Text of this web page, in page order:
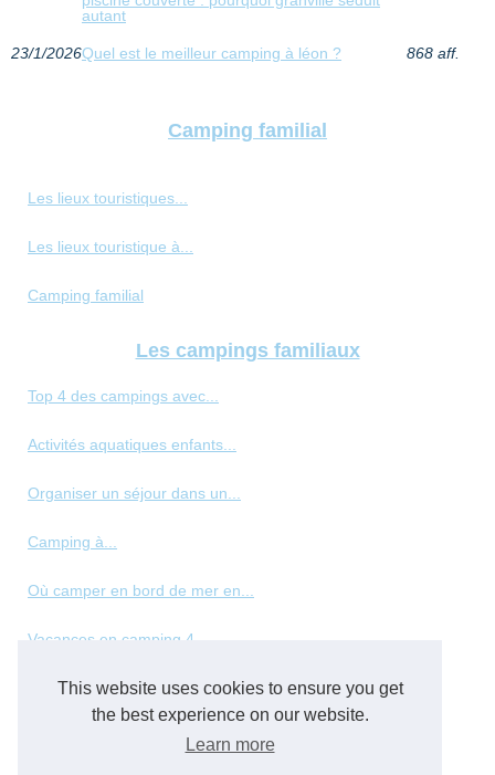
This website uses cookies to ensure you get
the best experience on our website.
Learn more
autant
23/1/2026Quel est le meilleur camping à léon ? 868 aff.
Camping familial
Les lieux touristiques...
Les lieux touristique à...
Camping familial
Les campings familiaux
Top 4 des campings avec...
Activités aquatiques enfants...
Organiser un séjour dans un...
Camping à...
Où camper en bord de mer en...
Vacances en camping 4...
Les meilleurs types de...
Panorama des hébergements de...